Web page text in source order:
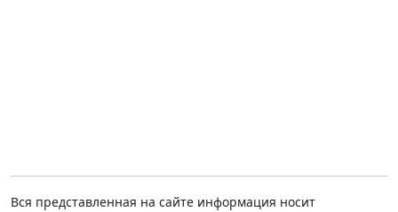
Вся представленная на сайте информация носит